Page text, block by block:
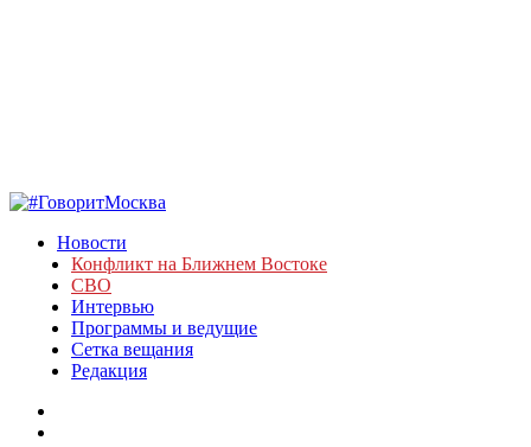
Новости
Конфликт на Ближнем Востоке
СВО
Интервью
Программы и ведущие
Сетка вещания
Редакция